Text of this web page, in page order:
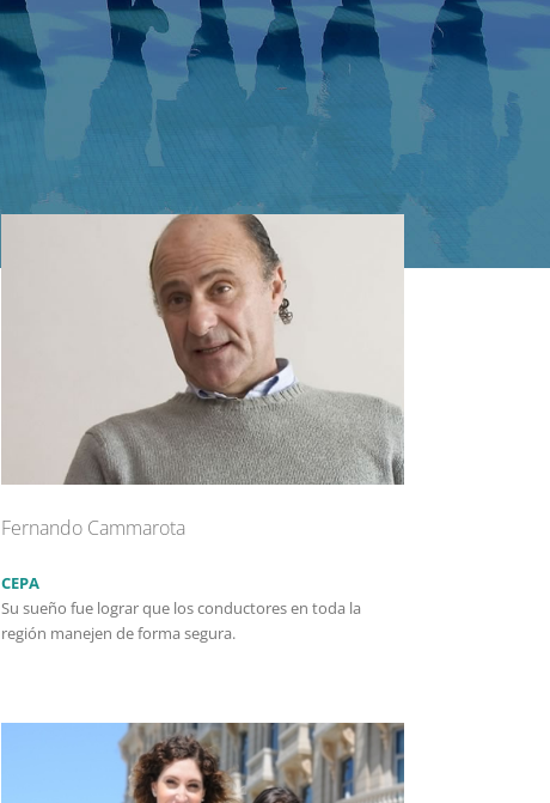
Fernando Cammarota
CEPA
Su sueño fue lograr que los conductores en toda la
región manejen de forma segura.